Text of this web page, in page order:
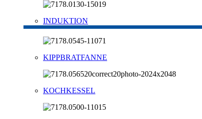
INDUKTION
KIPPBRATFANNE
KOCHKESSEL